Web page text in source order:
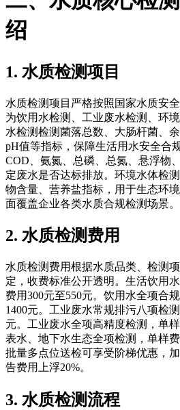
绍
1. 水质检测项目
水质检测项目严格按照国家水质安
为饮用水检测、工业废水检测、环
水检测检测菌落总数、大肠杆菌、
pH值等指标，保障生活用水安全合
COD、氨氮、总磷、总氮、悬浮物
定废水是否达标排放。环境水体检
物含量、营养盐指标，用于生态环
面覆盖企业各类水质合规检测场景。
2. 水质检测费用
水质检测费用根据水质品类、检测
定，收费标准公开透明。生活饮用
费用300元至550元。饮用水全项合
1400元。工业废水常规排污八项检
元。工业废水全项高精度检测，单
表水、地下水生态全项检测，单样
批量多点位送检可享受阶梯优惠，
告费用上浮20%。
3. 水质检测流程